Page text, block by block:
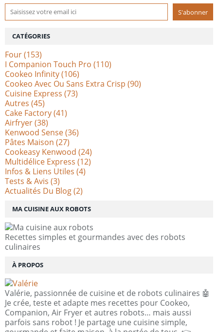
MA CUISINE AUX ROBOTS
Recettes simples et gourmandes avec des robots
culinaires
À PROPOS
Valérie, passionnée de cuisine et de robots culinaires 🤖
Je crée, teste et adapte mes recettes pour Cookeo,
Companion, Air Fryer et autres robots… mais aussi
parfois sans robot ! Je partage une cuisine simple,
CATÉGORIES
Four(153)
I Companion Touch Pro (110)
Cookeo Infinity(106)
Cookeo Avec Ou Sans Extra Crisp (90)
Cuisine Express (73)
Autres (45)
Cake Factory(41)
Airfryer(38)
Kenwood Sense(36)
Pâtes Maison (27)
Cookeasy Kenwood (24)
Multidélice Express (12)
Infos & Liens Utiles (4)
Tests & Avis (3)
Actualités Du Blog(2)